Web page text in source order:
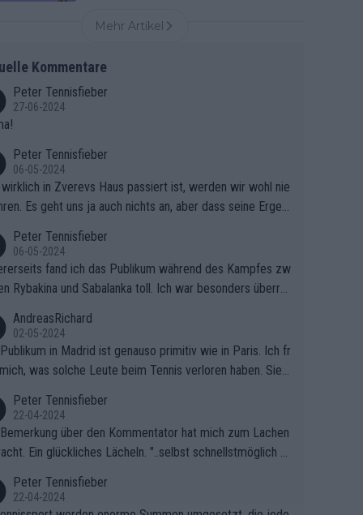
Mehr Artikel
Kommentare
Peter Tennisfieber
27-06-2024
Peter Tennisfieber
06-05-2024
wirklich in Zverevs Haus passiert ist, werden wir wohl nie
Es geht uns ja auch nichts an, aber dass seine Ergeb
Peter Tennisfieber
06-05-2024
fand ich das Publikum während des Kampfes zw
Rybakina und Sabalanka toll. Ich war besonders überras
AndreasRichard
02-05-2024
in Madrid ist genauso primitiv wie in Paris. Ich fr
was solche Leute beim Tennis verloren haben. Sie s
Peter Tennisfieber
22-04-2024
über den Kommentator hat mich zum Lachen
Ein glückliches Lächeln. "..selbst schnellstmöglich na
Peter Tennisfieber
22-04-2024